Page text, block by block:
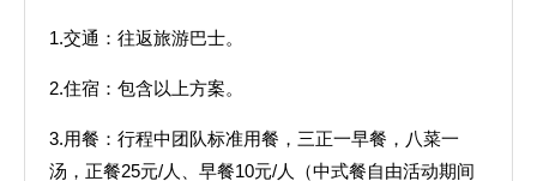
1.交通：往返旅游巴士。
2.住宿：包含以上方案。
3.用餐：行程中团队标准用餐，三正一早餐，八菜一
汤，正餐25元/人、早餐10元/人（中式餐自由活动期间